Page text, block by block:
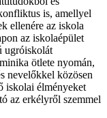
is, amellyel
ellenére az iskola
az iskolaépület
ugróiskolát
ötlete nyomán,
nevelőkkel közösen
iskolai élményeket
az erkélyről szemmel